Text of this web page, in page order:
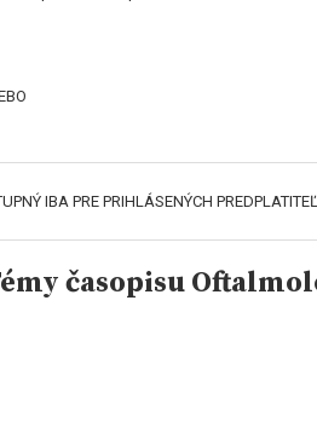
IBA PRE PRIHLÁSENÝCH
časopisu